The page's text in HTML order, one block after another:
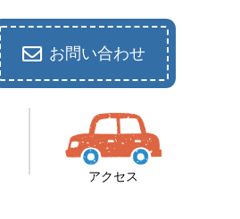
お問い合わせ
アクセス